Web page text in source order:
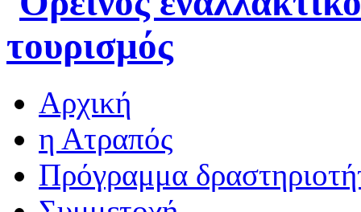
Αρχική
η Ατραπός
Πρόγραμμα